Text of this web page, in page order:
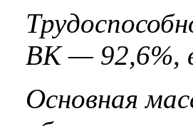
ВК — 92,6%,
Основная